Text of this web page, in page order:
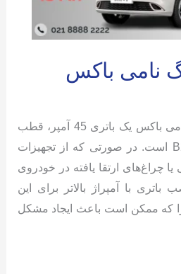
نامی باکس
باتری فابریک دانگ فنگ نامی باکس یک باتری 45 آمپر، قطب
چپ، پایه بلند با قالب B24 است. در صورتی که از تجهیزات
چراغ‌های ارتقا یافته در خودروی
باتری با آمپراژ بالاتر برای این
که ممکن است باعث ایجاد مشکل